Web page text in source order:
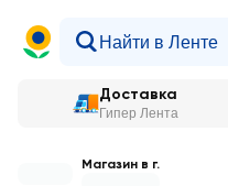
Доставка
Гипер Лента
Магазин в г.